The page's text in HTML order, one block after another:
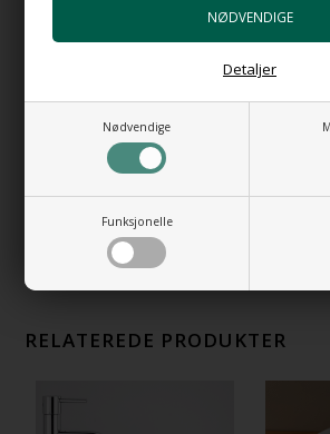
Nødvendige
Funksjonelle
Detaljer
+2.616,00 NOK
Bunnventil Free Flow
+847,00 NOK
Gå til varen
Bunnventil Push AT i vit
+924,00 NOK
Gå til varen
RELATEREDE PRODUKTER